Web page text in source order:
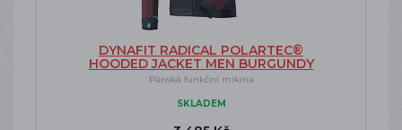
DYNAFIT RADICAL POLARTEC®
HOODED JACKET MEN BURGUNDY
Pánská funkční mikina
SKLADEM